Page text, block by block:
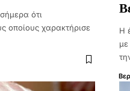
ότι
οποίους χαρακτήρισε
Η